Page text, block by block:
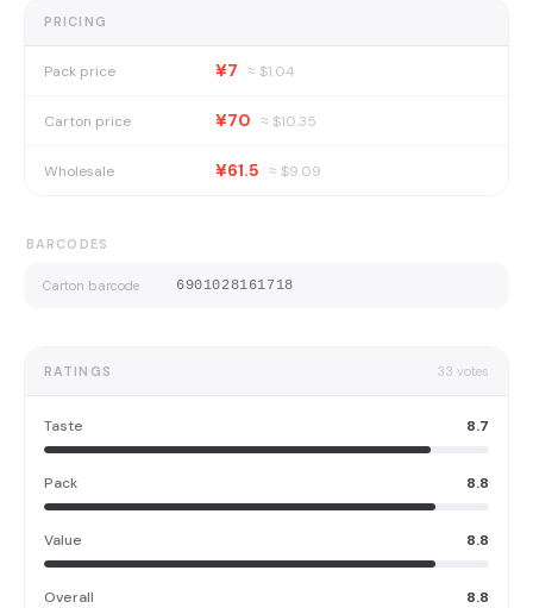
PRICING
Pack price ¥7 ≈ $1.04
Carton price ¥70 ≈ $10.35
Wholesale ¥61.5 ≈ $9.09
BARCODES
Carton barcode 6901028161718
RATINGS 33 votes
Taste 8.7
Pack 8.8
Value 8.8
Overall 8.8